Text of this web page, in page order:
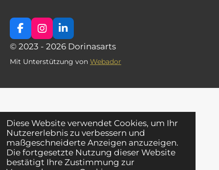
Diese Website verwendet Cookies, um Ihr
Nutzererlebnis zu verbessern und
maßgeschneiderte Anzeigen anzuzeigen.
Die fortgesetzte Nutzung dieser Website
bestätigt Ihre Zustimmung zur
F
a
c
e
o
I
n
t
r
m
L
i
n
k
I
© 2023 - 2026 Dorinasarts
Mit Unterstützung von Webador